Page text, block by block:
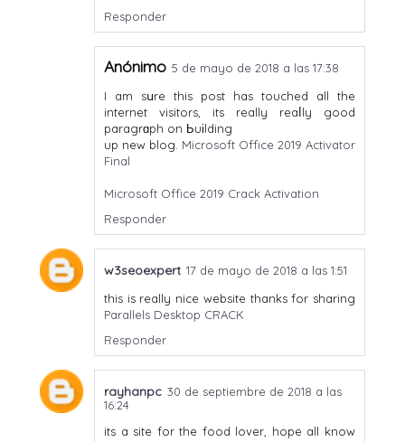
Responder
Anónimo 5 de mayo de 2018 a las 17:38
I am sսre this post has touched all the
internet visitors, its really reaⅼly good
paragrɑph on Ьuіlding
up new blog. Microsoft Office 2019 Activator
Final
Microsoft Office 2019 Crack Activation
Responder
w3seoexpert 17 de mayo de 2018 a las 1:51
this is really nice website thanks for sharing
Parallels Desktop CRACK
Responder
rayhanpc 30 de septiembre de 2018 a las
16:24
its a site for the food lover, hope all know